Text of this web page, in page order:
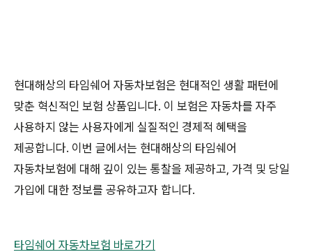
현대해상의 타임쉐어 자동차보험은 현대적인 생활 패턴에
맞춘 혁신적인 보험 상품입니다. 이 보험은 자동차를 자주
사용하지 않는 사용자에게 실질적인 경제적 혜택을
제공합니다. 이번 글에서는 현대해상의 타임쉐어
자동차보험에 대해 깊이 있는 통찰을 제공하고, 가격 및 당일
가입에 대한 정보를 공유하고자 합니다.
타임쉐어 자동차보험 바로가기